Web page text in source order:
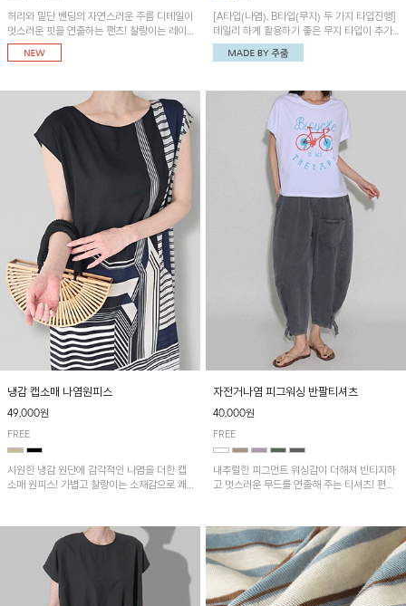
허리와 밑단 밴딩의 자연스러운 주름 디테일이
멋스러운 핏을 연출하는 팬츠! 찰랑이는 레이
온 소재로 가볍고 시원하게 착용되며, 여유로
운 실루엣으로 활동성이 좋아 데일리 하게 즐
[A타입(나염), B타입(무지) 두 가지 타입진행]
데일리 하게 활용하기 좋은 무지 타입이 추가
되었어요~ 볼륨감 있는 항아리핏 실루엣이 유
니크하며 포켓디테일이 POINT!
냉감 캡소매 나염원피스
49,000원
FREE
시원한 냉감 원단에 감각적인 나염을 더한 캡
소매 원피스! 가볍고 찰랑이는 소재감으로 쾌
자전거나염 피그워싱 반팔티셔츠
40,000원
FREE
내추럴한 피그먼트 워싱감이 더해져 빈티지하
고 멋스러운 무드를 연출해 주는 티셔츠! 편안